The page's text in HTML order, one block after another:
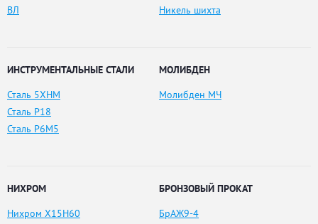
ВЛ
Никель шихта
ИНСТРУМЕНТАЛЬНЫЕ СТАЛИ
Сталь 5ХНМ
Сталь Р18
Сталь Р6М5
МОЛИБДЕН
Молибден МЧ
НИХРОМ
Нихром Х15Н60
БРОНЗОВЫЙ ПРОКАТ
БрАЖ9-4